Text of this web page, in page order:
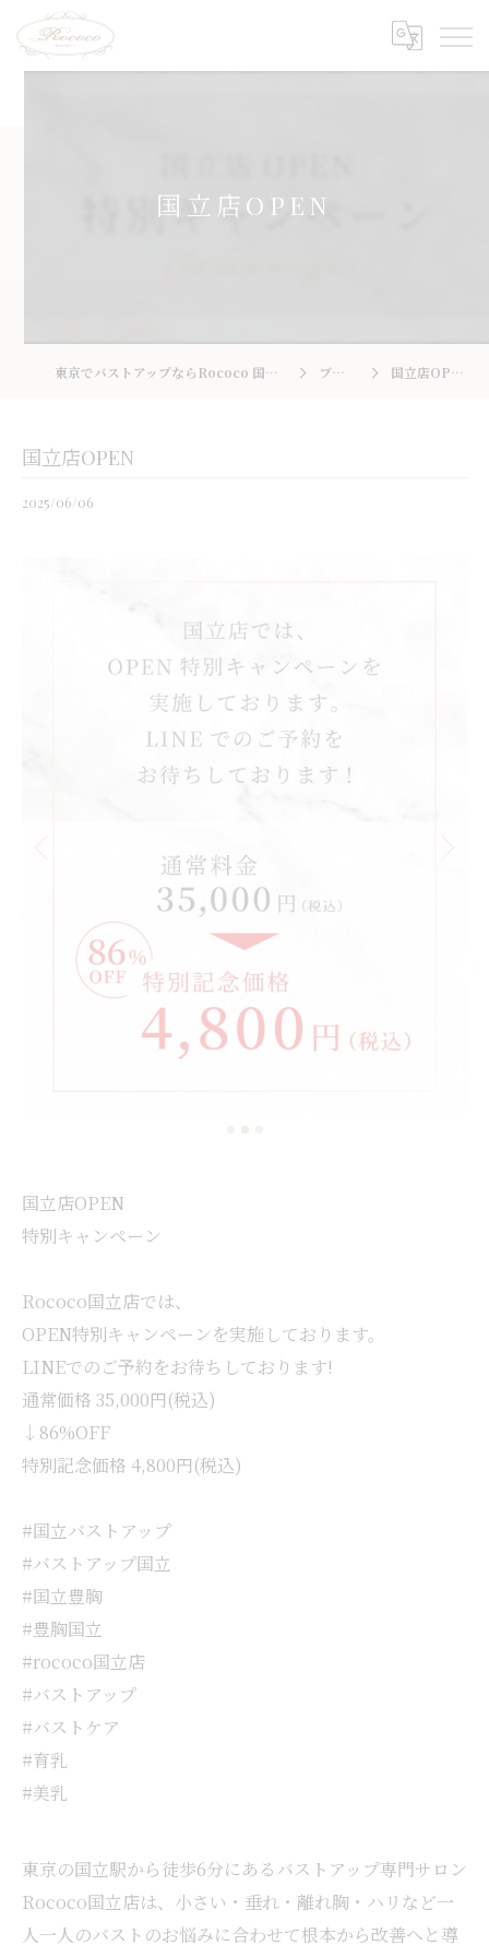
国立店OPEN
東京でバストアップならRococo 国立店 ブログ 国立店OPEN
国立店OPEN
2025/06/06
国立店OPEN
特別キャンペーン
Rococo国立店では、
OPEN特別キャンペーンを実施しております。
LINEでのご予約をお待ちしております!
通常価格 35,000円(税込)
↓86%OFF
特別記念価格 4,800円(税込)
#国立バストアップ
#バストアップ国立
#国立豊胸
#豊胸国立
#rococo国立店
#バストアップ
#バストケア
#育乳
#美乳
東京の国立駅から徒歩6分にあるバストアップ専門サロン
Rococo国立店は、小さい・垂れ・離れ胸・ハリなど一
人一人のバストのお悩みに合わせて根本から改善へと導